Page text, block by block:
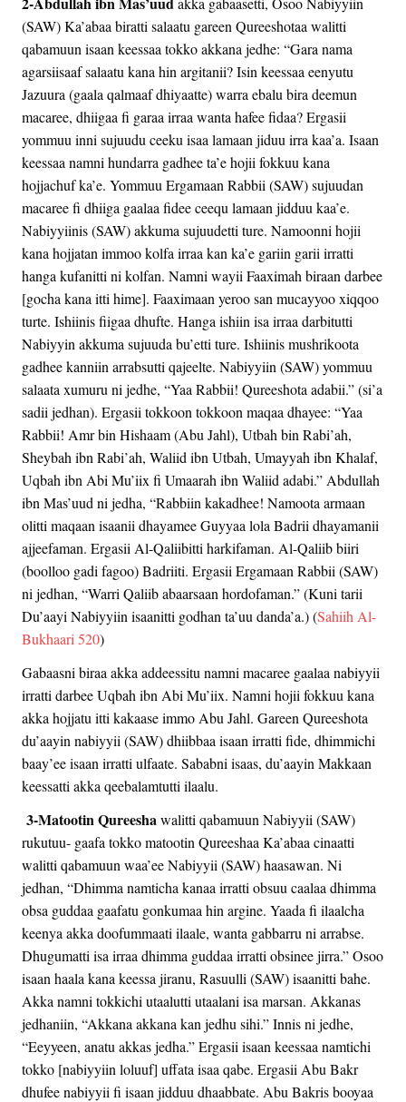
(SAW) Ka’abaa biratti salaatu gareen Qureeshotaa walitti
qabamuun isaan keessaa tokko akkana jedhe: “Gara nama
agarsiisaaf salaatu kana hin argitanii? Isin keessaa eenyutu
Jazuura (gaala qalmaaf dhiyaatte) warra ebalu bira deemun
macaree, dhiigaa fi garaa irraa wanta hafee fidaa? Ergasii
yommuu inni sujuudu ceeku isaa lamaan jiduu irra kaa’a. Isaan
keessaa namni hundarra gadhee ta’e hojii fokkuu kana
hojjachuf ka’e. Yommuu Ergamaan Rabbii (SAW) sujuudan
macaree fi dhiiga gaalaa fidee ceequ lamaan jidduu kaa’e.
Nabiyyiinis (SAW) akkuma sujuudetti ture. Namoonni hojii
kana hojjatan immoo kolfa irraa kan ka’e gariin garii irratti
hanga kufanitti ni kolfan. Namni wayii Faaximah biraan darbee
[gocha kana itti hime]. Faaximaan yeroo san mucayyoo xiqqoo
turte. Ishiinis fiigaa dhufte. Hanga ishiin isa irraa darbitutti
Nabiyyin akkuma sujuuda bu’etti ture. Ishiinis mushrikoota
gadhee kanniin arrabsutti qajeelte. Nabiyyiin (SAW) yommuu
salaata xumuru ni jedhe, “Yaa Rabbii! Qureeshota adabii.” (si’a
sadii jedhan). Ergasii tokkoon tokkoon maqaa dhayee: “Yaa
Rabbii! Amr bin Hishaam (Abu Jahl), Utbah bin Rabi’ah,
Sheybah ibn Rabi’ah, Waliid ibn Utbah, Umayyah ibn Khalaf,
Uqbah ibn Abi Mu’iix fi Umaarah ibn Waliid adabi.” Abdullah
ibn Mas’uud ni jedha, “Rabbiin kakadhee! Namoota armaan
olitti maqaan isaanii dhayamee Guyyaa lola Badrii dhayamanii
ajjeefaman. Ergasii Al-Qaliibitti harkifaman. Al-Qaliib biiri
(boolloo gadi fagoo) Badriiti. Ergasii Ergamaan Rabbii (SAW)
ni jedhan, “Warri Qaliib abaarsaan hordofaman.” (Kuni tarii
Du’aayi Nabiyyiin isaanitti godhan ta’uu danda’a.) (Sahiih Al-
Bukhaari 520)
Gabaasni biraa akka addeessitu namni macaree gaalaa nabiyyii
irratti darbee Uqbah ibn Abi Mu’iix. Namni hojii fokkuu kana
akka hojjatu itti kakaase immo Abu Jahl. Gareen Qureeshota
du’aayin nabiyyii (SAW) dhiibbaa isaan irratti fide, dhimmichi
baay’ee isaan irratti ulfaate. Sababni isaas, du’aayin Makkaan
keessatti akka qeebalamtutti ilaalu.
3-Matootin Qureeshawalitti qabamuun Nabiyyii (SAW)
rukutuu- gaafa tokko matootin Qureeshaa Ka’abaa cinaatti
walitti qabamuun waa’ee Nabiyyii (SAW) haasawan. Ni
jedhan, “Dhimma namticha kanaa irratti obsuu caalaa dhimma
obsa guddaa gaafatu gonkumaa hin argine. Yaada fi ilaalcha
keenya akka doofummaati ilaale, wanta gabbarru ni arrabse.
Dhugumatti isa irraa dhimma guddaa irratti obsinee jirra.” Osoo
isaan haala kana keessa jiranu, Rasuulli (SAW) isaanitti bahe.
Akka namni tokkichi utaalutti utaalani isa marsan. Akkanas
jedhaniin, “Akkana akkana kan jedhu sihi.” Innis ni jedhe,
“Eeyyeen, anatu akkas jedha.” Ergasii isaan keessaa namtichi
tokko [nabiyyiin loluuf] uffata isaa qabe. Ergasii Abu Bakr
dhufee nabiyyii fi isaan jidduu dhaabbate. Abu Bakris booyaa